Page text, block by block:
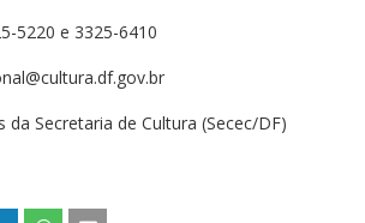
5220 e 3325-6410
Secretaria de Cultura (Secec/DF)